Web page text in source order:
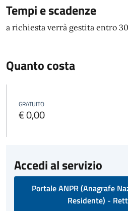
Tempi e scadenze
a richiesta verrà gestita entro
Quanto costa
GRATUITO
€ 0,00
Accedi al servizio
Portale ANPR (Anagrafe
Residente) -